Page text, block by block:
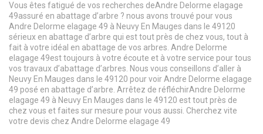
Vous êtes fatigué de vos recherches deAndre Delorme elagage
49assuré en abattage d’arbre ? nous avons trouvé pour vous
Andre Delorme elagage 49 à Neuvy En Mauges dans le 49120
sérieux en abattage d’arbre qui est tout près de chez vous, tout à
fait à votre idéal en abattage de vos arbres. Andre Delorme
elagage 49est toujours à votre écoute et à votre service pour tous
vos travaux d’abattage d’arbres. Nous vous conseillons d’aller à
Neuvy En Mauges dans le 49120 pour voir Andre Delorme elagage
49 posé en abattage d’arbre. Arrêtez de réfléchirAndre Delorme
elagage 49 à Neuvy En Mauges dans le 49120 est tout près de
chez vous et faites sur mesure pour vous aussi. Cherchez vite
votre devis chez Andre Delorme elagage 49